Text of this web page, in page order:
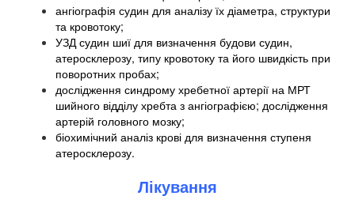
ангіографія судин для аналізу їх діаметра, структури
та кровотоку;
УЗД судин шиї для визначення будови судин,
атеросклерозу, типу кровотоку та його швидкість при
поворотних пробах;
дослідження синдрому хребетної артерії на МРТ
шийного відділу хребта з ангіографією; дослідження
артерій головного мозку;
біохимічний аналіз крові для визначення ступеня
атеросклерозу.
Лікування